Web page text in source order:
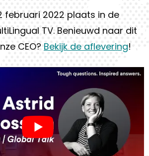
februari 2022 plaats in de
TV. Benieuwd naar dit
CEO? Bekijk de aflevering!